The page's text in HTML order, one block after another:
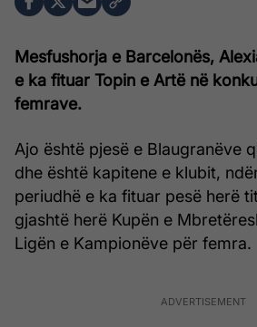
Mesfushorja e Barcelonës,
e ka fituar Topin e Artë në
femrave.
Ajo është pjesë e Blaugranëve
dhe është kapitene e klubit,
periudhë e ka fituar pesë herë
gjashtë herë Kupën e
Ligën e Kampionëve për femra.